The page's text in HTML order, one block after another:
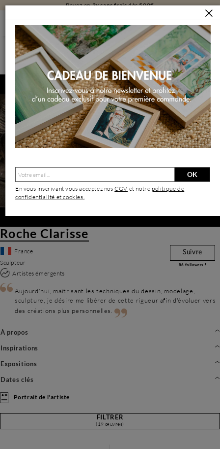
Livraisongratuiteen galerie
ARTISTES ROCHE CLARISSE
Roche Clarisse | Artiste Contemporain : Oeuvres & Biographie
Roche Clarisse
France
Sculpteur
Artistes émergents
Suivre
86 followers !
Aujourd'hui, maîtrisant les techniques du dessin, modelage,
sculpture, je désire me libérer de cette rigueur afin d'évoluer vers
des créations plus personnelles.
À propos
Inspirations
Expositions
Dates clés
Portrait de l'artiste
FILTRER
(19 œuvres)
OK
En vous inscrivant vous acceptez nosCGV et notre politique de
confidentialité et cookies.